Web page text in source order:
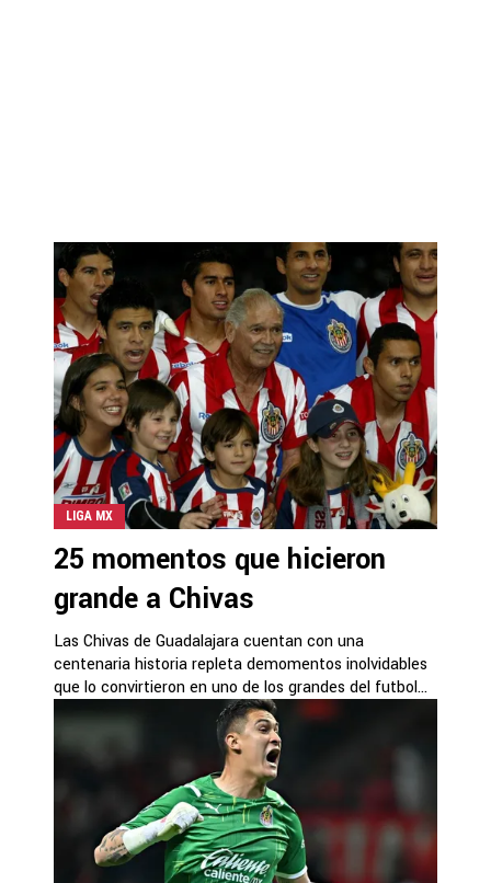
LIGA MX
25 momentos que hicieron
grande a Chivas
Las Chivas de Guadalajara cuentan con una
centenaria historia repleta demomentos inolvidables
que lo convirtieron en uno de los grandes del futbol...